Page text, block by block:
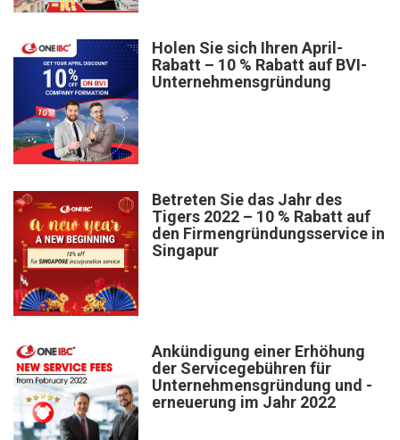
Holen Sie sich Ihren April-
Rabatt – 10 % Rabatt auf BVI-
Unternehmensgründung
Betreten Sie das Jahr des
Tigers 2022 – 10 % Rabatt auf
den Firmengründungsservice in
Singapur
Ankündigung einer Erhöhung
der Servicegebühren für
Unternehmensgründung und -
erneuerung im Jahr 2022